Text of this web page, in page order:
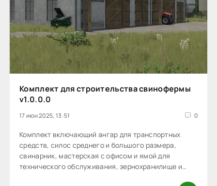
Комплект для строительства свинофермы
v1.0.0.0
17 июн 2025, 13:51 0
Комплект включающий ангар для транспортных
средств, силос среднего и большого размера,
свинарник, мастерская с офисом и ямой для
технического обслуживания, зернохранилище и